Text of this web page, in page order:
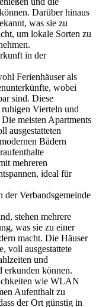
Darüber hinaus
was sie zu
um lokale Sorten zu
in der
Ferienhäuser als
wobei
sind. Diese
Vierteln und
meisten Apartments
ausgestatteten
Bädern
mehreren
ideal für
Verbandsgemeinde
stehen mehrere
was sie zu einer
macht. Die Häuser
voll ausgestattete
und
erkunden können.
wie WLAN
Aufenthalt zu
der Ort günstig in